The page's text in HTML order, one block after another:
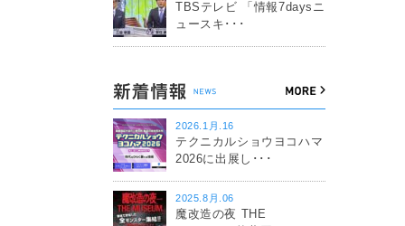
TBSテレビ 「情報7daysニ
ュースキ･･･
2026.1月.16
テクニカルショウヨコハマ
2026に出展し･･･
2025.8月.06
魔改造の夜 THE